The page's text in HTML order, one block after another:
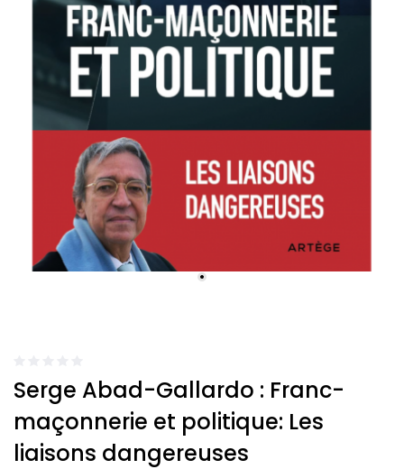
Serge Abad-Gallardo : Franc-
maçonnerie et politique: Les
liaisons dangereuses